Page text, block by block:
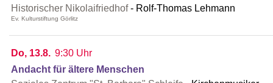
Historischer Nikolaifriedhof
Rolf-Thomas Lehmann
Ev. Kulturstiftung Görlitz
Do, 13.8. 9:30 Uhr
Andacht für ältere Menschen